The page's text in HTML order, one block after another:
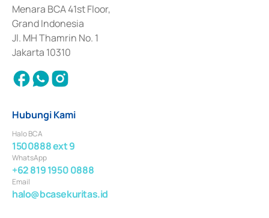
Penerbitan, Transaksi, serta Penatausahaan dan Penyelesaian Transaksi
Surat Berharga Komersial yang izinnya diterbitkan pada tahun 2018.
Menara BCA 41st Floor,
Grand Indonesia
Jl. MH Thamrin No. 1
Jakarta 10310
Hubungi Kami
Halo BCA
1500888 ext 9
WhatsApp
+62 819 1950 0888
Email
halo@bcasekuritas.id